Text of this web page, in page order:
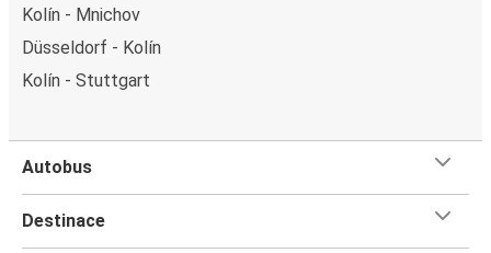
Kolín - Mnichov
Düsseldorf - Kolín
Kolín - Stuttgart
Autobus
Destinace